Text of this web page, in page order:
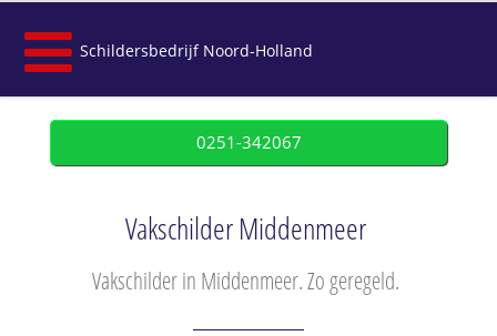
Schildersbedrijf Noord-Holland
0251-342067
Vakschilder Middenmeer
Vakschilder in Middenmeer. Zo geregeld.